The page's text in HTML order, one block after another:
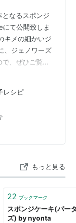
なるスポンジ
て公開致しま
キメの細かいジ
、ジェノワーズ
、ぜひご覧く
、まずはこの
2026年7月い
す。（1000
機会に是非ご
介 プレゼント
レシピ
もっと見る
22 ブックマーク
スポンジケーキ(パー
ズ) by nyonta